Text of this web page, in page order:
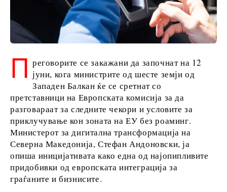
Бизнис
приказни
Именовања
Земјоделство
Градежништво
Енергија
Животна
средина
Финансии
FMCG
Рударство
Малопродажба
Одржливост
Технологија
П реговорите се закажани да започнат на 12
јуни, кога министрите од шесте земји од
Западен Балкан ќе се сретнат со
претставници на Европската комисија за да
разговараат за следните чекори и условите за
приклучување кон зоната на ЕУ без роаминг.
Министерот за дигитална трансформација на
Северна Македонија, Стефан Андоновски, ја
опиша иницијативата како една од најопипливите
придобивки од европската интеграција за
граѓаните и бизнисите.